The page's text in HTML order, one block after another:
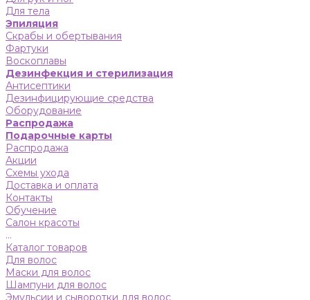
Для тела
Эпиляция
Скрабы и обертывания
Фартуки
Воскоплавы
Дезинфекция и стерилизация
Антисептики
Дезинфицирующие средства
Оборудование
Распродажа
Подарочные карты
Распродажа
Акции
Схемы ухода
Доставка и оплата
Контакты
Обучение
Салон красоты
...
Каталог товаров
Для волос
Маски для волос
Шампуни для волос
Эмульсии и сыворотки для волос